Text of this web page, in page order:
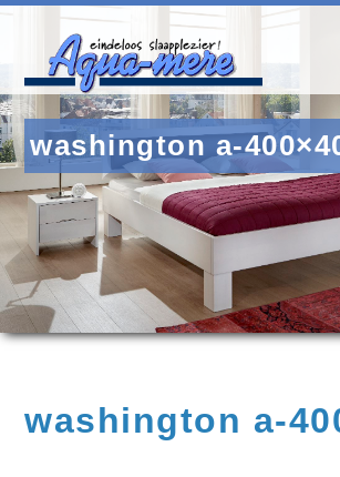
washington a-
washington a-